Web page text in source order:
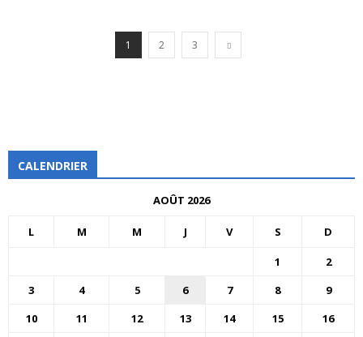
1 2 3
CALENDRIER
AOÛT 2026
L M M J V S D
1
2
3
4 5 6 7 8
9
10
11 12 13 14 15
16